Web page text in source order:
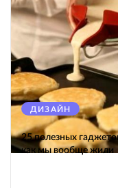
ДИЗАЙН
25 полезных
как мы вообще жили